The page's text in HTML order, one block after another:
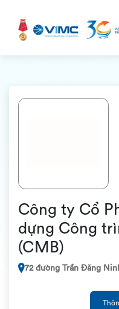
Công ty Cổ
dựng Công
(CMB)
72 đường Trần Đăng